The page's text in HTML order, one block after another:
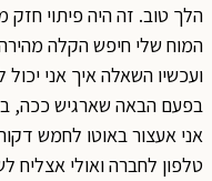
הלך טוב. זה היה פיתוי
המוח שלי חיפש הקלה
ועכשיו השאלה איך אני
בפעם הבאה שארגיש ככה,
אני אעצור באוטו לחמש
טלפון לחברה ואולי